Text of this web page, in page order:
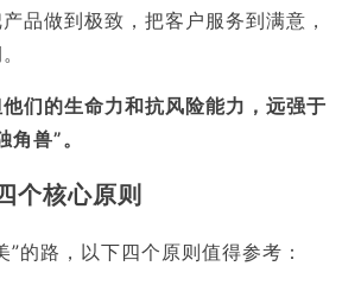
品做到极致，把客户服务到满意，
们的生命力和抗风险能力，远强于
兽”。
个核心原则
”的路，以下四个原则值得参考：